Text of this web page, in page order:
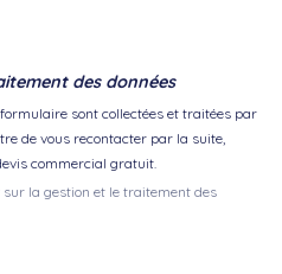
des données
sont collectées et traitées par
de vous recontacter par la suite,
commercial gratuit.
la gestion et le traitement des